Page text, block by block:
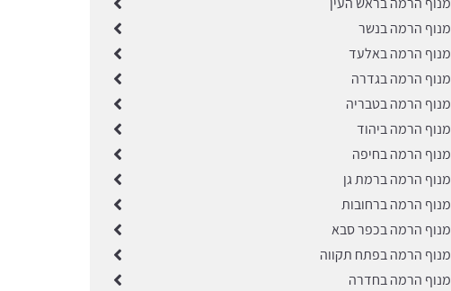
מנוף הרמה בנשר
מנוף הרמה באלעד
מנוף הרמה בגדרה
מנוף הרמה בטבריה
מנוף הרמה ביהוד
מנוף הרמה בחיפה
מנוף הרמה ברמת גן
מנוף הרמה ברחובות
מנוף הרמה בכפר סבא
מנוף הרמה בפתח תקווה
מנוף הרמה בחדרה